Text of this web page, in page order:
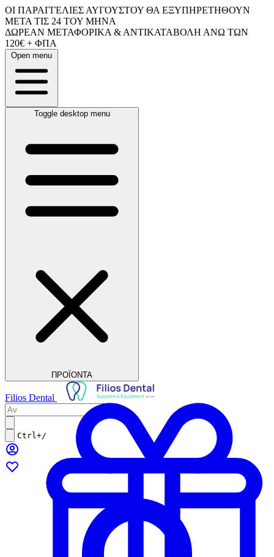
ΟΙ ΠΑΡΑΓΓΕΛΙΕΣ ΑΥΓΟΥΣΤΟΥ ΘΑ ΕΞΥΠΗΡΕΤΗΘΟΥΝ
ΜΕΤΑ ΤΙΣ 24 ΤΟΥ ΜΗΝΑ
ΔΩΡΕΑΝ ΜΕΤΑΦΟΡΙΚΑ & ΑΝΤΙΚΑΤΑΒΟΛΗ ΑΝΩ ΤΩΝ
120€ + ΦΠΑ
Open menu
Toggle desktop menu
ΠΡΟΪΟΝΤΑ
Filios Dental
Ctrl+/